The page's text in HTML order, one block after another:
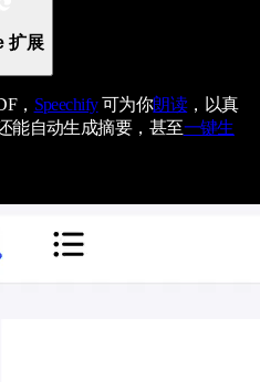
扩展
， Speechify可为你朗读，以真
能自动生成摘要，甚至一键生